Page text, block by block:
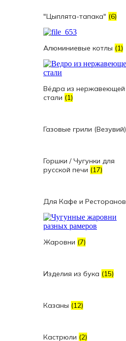
"Цыплята-тапака" (6)
Алюминиевые котлы (1)
Вёдра из нержавеющей
стали (1)
Газовые грили (Везувий)
Горшки / Чугунки для
русской печи (17)
Для Кафе и Ресторанов
Жаровни (7)
Изделия из бука (15)
Казаны (12)
Кастрюли (2)